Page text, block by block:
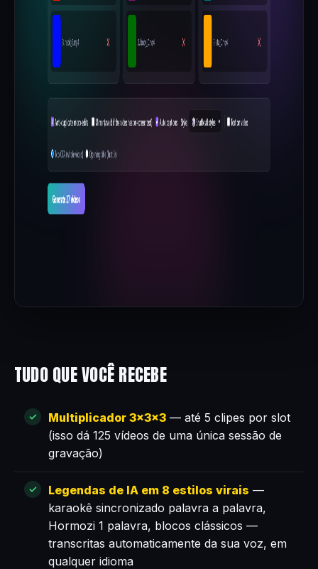
TUDO QUE VOCÊ RECEBE
Multiplicador 3×3×3 — até 5 clipes por slot
(isso dá 125 vídeos de uma única sessão de
gravação)
Legendas de IA em 8 estilos virais —
karaokê sincronizado palavra a palavra,
Hormozi 1 palavra, blocos clássicos —
transcritas automaticamente da sua voz, em
qualquer idioma